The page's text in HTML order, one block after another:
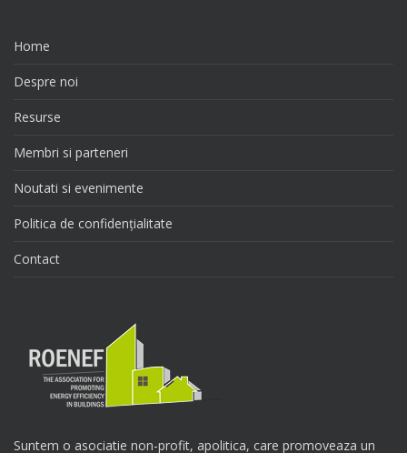
Home
Despre noi
Resurse
Membri si parteneri
Noutati si evenimente
Politica de confidențialitate
Contact
Suntem o asociatie non-profit, apolitica, care promoveaza un